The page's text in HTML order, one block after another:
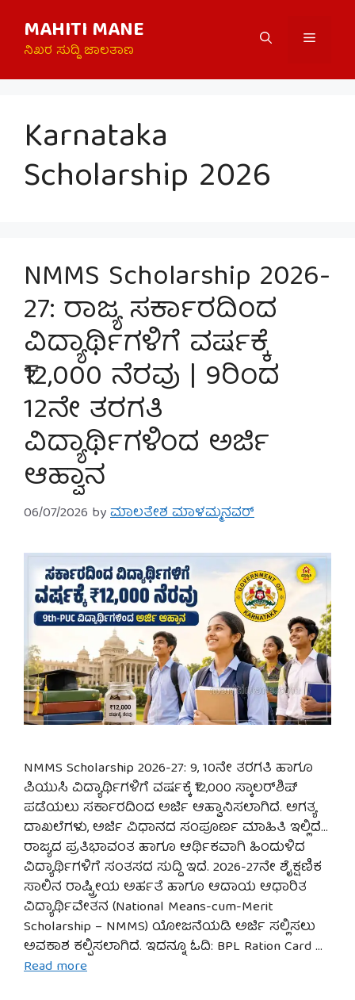
content
MAHITI MANE
ನಿಖರ ಸುದ್ದಿ ಜಾಲತಾಣ
Menu
Karnataka
Scholarship 2026
NMMS Scholarship 2026-
27: ರಾಜ್ಯ ಸರ್ಕಾರದಿಂದ
ವಿದ್ಯಾರ್ಥಿಗಳಿಗೆ ವರ್ಷಕ್ಕೆ
₹12,000 ನೆರವು | 9ರಿಂದ
12ನೇ ತರಗತಿ
ವಿದ್ಯಾರ್ಥಿಗಳಿಂದ ಅರ್ಜಿ
ಆಹ್ವಾನ
06/07/2026 byಮಾಲತೇಶ ಮಾಳಮ್ಮನವರ್
NMMS Scholarship 2026-27: 9, 10ನೇ ತರಗತಿ ಹಾಗೂ
ಪಿಯುಸಿ ವಿದ್ಯಾರ್ಥಿಗಳಿಗೆ ವರ್ಷಕ್ಕೆ ₹12,000 ಸ್ಕಾಲರ್‌ಶಿಪ್
ಪಡೆಯಲು ಸರ್ಕಾರದಿಂದ ಅರ್ಜಿ ಆಹ್ವಾನಿಸಲಾಗಿದೆ. ಅಗತ್ಯ
ದಾಖಲೆಗಳು, ಅರ್ಜಿ ವಿಧಾನದ ಸಂಪೂರ್ಣ ಮಾಹಿತಿ ಇಲ್ಲಿದೆ…
ರಾಜ್ಯದ ಪ್ರತಿಭಾವಂತ ಹಾಗೂ ಆರ್ಥಿಕವಾಗಿ ಹಿಂದುಳಿದ
ವಿದ್ಯಾರ್ಥಿಗಳಿಗೆ ಸಂತಸದ ಸುದ್ದಿ ಇದೆ. 2026-27ನೇ ಶೈಕ್ಷಣಿಕ
ಸಾಲಿನ ರಾಷ್ಟ್ರೀಯ ಅರ್ಹತೆ ಹಾಗೂ ಆದಾಯ ಆಧಾರಿತ
ವಿದ್ಯಾರ್ಥಿವೇತನ (National Means-cum-Merit
Scholarship – NMMS) ಯೋಜನೆಯಡಿ ಅರ್ಜಿ ಸಲ್ಲಿಸಲು
ಅವಕಾಶ ಕಲ್ಪಿಸಲಾಗಿದೆ. ಇದನ್ನೂ ಓದಿ: BPL Ration Card …
Read more